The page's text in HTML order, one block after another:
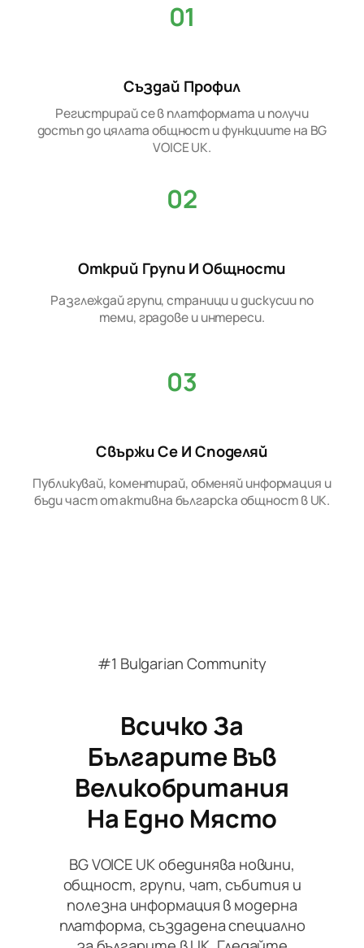
01
Създай Профил
Регистрирай се в платформата и получи
достъп до цялата общност и функциите на BG
VOICE UK.
02
Открий Групи И Общности
Разглеждай групи, страници и дискусии по
теми, градове и интереси.
03
Свържи Се И Споделяй
Публикувай, коментирай, обменяй информация и
бъди част от активна българска общност в UK.
#1 Bulgarian Community
Всичко За
Българите Във
Великобритания
На Едно Място
BG VOICE UK обединява новини,
общност, групи, чат, събития и
полезна информация в модерна
платформа, създадена специално